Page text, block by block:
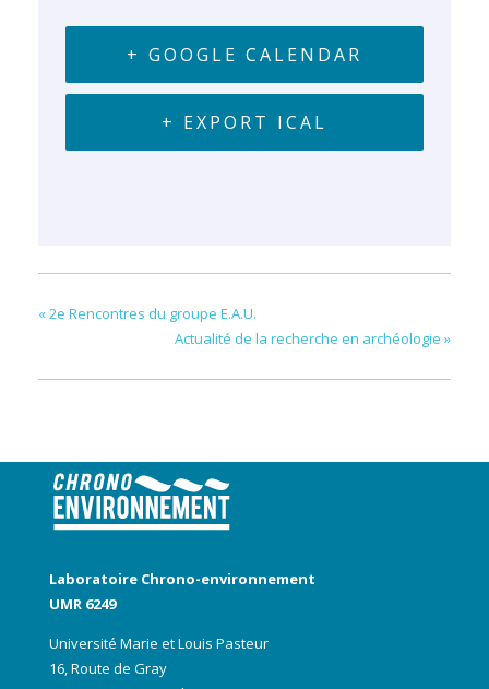
+ GOOGLE CALENDAR
+ EXPORT ICAL
«2e Rencontres du groupe E.A.U.
Actualité de la recherche en archéologie »
Laboratoire Chrono-environnement
UMR 6249
Université Marie et Louis Pasteur
16, Route de Gray